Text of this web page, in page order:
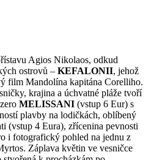
Agios Nikolaos, odkud
ostrovů – KEFALONII, jehož
film Mandolína kapitána Corelliho.
krajina a úchvatné pláže tvoří
MELISSANI (vstup 6 Eur) s
plavby na lodičkách, oblíbený
(vstup 4 Eura), zřícenina pevnosti
i fotografický pohled na jednu z
Záplava květin ve vesničce